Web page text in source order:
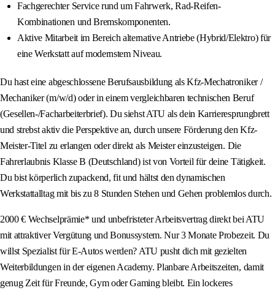
Fachgerechter Service rund um Fahrwerk, Rad-Reifen-
Kombinationen und Bremskomponenten.
Aktive Mitarbeit im Bereich alternative Antriebe (Hybrid/Elektro) für
eine Werkstatt auf modernstem Niveau.
Du hast eine abgeschlossene Berufsausbildung als Kfz-Mechatroniker /
Mechaniker (m/w/d) oder in einem vergleichbaren technischen Beruf
(Gesellen-/Facharbeiterbrief). Du siehst ATU als dein Karrieresprungbrett
und strebst aktiv die Perspektive an, durch unsere Förderung den Kfz-
Meister-Titel zu erlangen oder direkt als Meister einzusteigen. Die
Fahrerlaubnis Klasse B (Deutschland) ist von Vorteil für deine Tätigkeit.
Du bist körperlich zupackend, fit und hältst den dynamischen
Werkstattalltag mit bis zu 8 Stunden Stehen und Gehen problemlos durch.
2000 € Wechselprämie* und unbefristeter Arbeitsvertrag direkt bei ATU
mit attraktiver Vergütung und Bonussystem. Nur 3 Monate Probezeit. Du
willst Spezialist für E-Autos werden? ATU pusht dich mit gezielten
Weiterbildungen in der eigenen Academy. Planbare Arbeitszeiten, damit
genug Zeit für Freunde, Gym oder Gaming bleibt. Ein lockeres